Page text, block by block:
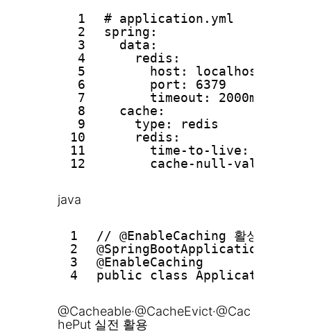
1
2
3
4
5
6
7
8
9
10
11
12
# application.yml
spring:
data:
redis:
host: localhost
port: 6379
timeout: 2000ms
cache:
type: redis
redis:
time-to-live: 3600000
cache-null-values:
java
1
2
3
4
// @EnableCaching 활성화
@SpringBootApplication
@EnableCaching
public class Application {
@Cacheable·@CacheEvict·@Cac
hePut 실전 활용